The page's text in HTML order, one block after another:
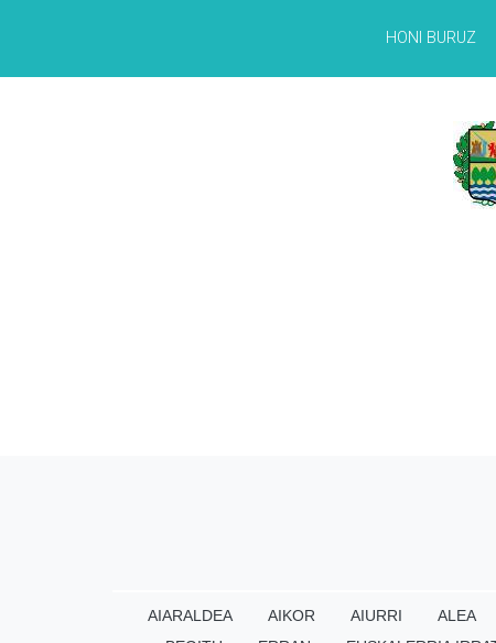
HONI BURUZ
AIARALDEA AIKOR AIURRI ALEA